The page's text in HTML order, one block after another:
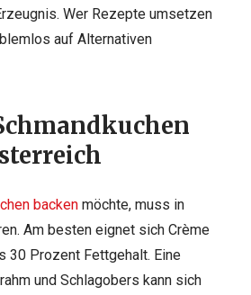
Wer Rezepte umsetzen
auf Alternativen
backen möchte, muss in
Am besten eignet sich Crème
30 Prozent Fettgehalt. Eine
und Schlagobers kann sich